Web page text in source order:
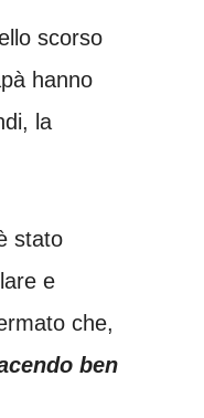
scorso
hanno
la
stato
e
che,
ben